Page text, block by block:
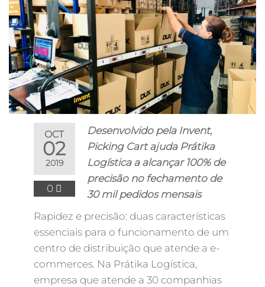
OCT
02
2019
0
Desenvolvido pela Invent,
Picking Cart ajuda Prátika
Logística a alcançar 100% de
precisão no fechamento de
30 mil pedidos mensais
Rapidez e precisão: duas características
essenciais para o funcionamento de um
centro de distribuição que atende a e-
commerces. Na Prátika Logística,
empresa que atende a 30 companhias